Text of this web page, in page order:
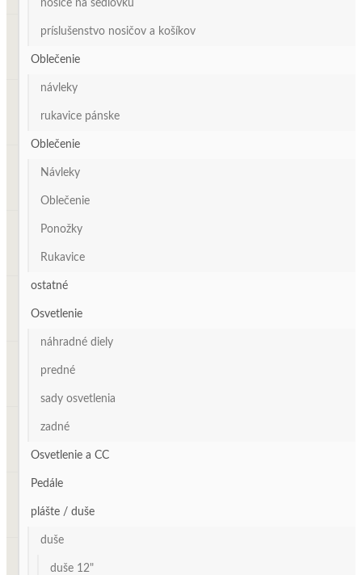
nosiče na sedlovku
príslušenstvo nosičov a košíkov
Oblečenie
návleky
rukavice pánske
Oblečenie
Návleky
Oblečenie
Ponožky
Rukavice
ostatné
Osvetlenie
náhradné diely
predné
sady osvetlenia
zadné
Osvetlenie a CC
Pedále
plášte / duše
duše
duše 12"